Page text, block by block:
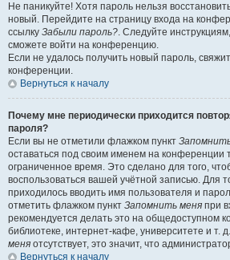
Не паникуйте! Хотя пароль нельзя
новый. Перейдите на страницу входа на
ссылку Забыли пароль?. Следуйте
сможете войти на конференцию.
Если не удалось получить новый пароль,
конференции.
Вернуться к началу
Почему мне периодически приходится
пароля?
Если вы не отметили флажком пункт
оставаться под своим именем на конференции
ограниченное время. Это сделано для того,
воспользоваться вашей учётной записью. Для
приходилось вводить имя пользователя и
отметить флажком пункт Запомнить меня при
рекомендуется делать это на общедоступном
библиотеке, интернет-кафе, университете и т.
меня отсутствует, это значит, что
Вернуться к началу